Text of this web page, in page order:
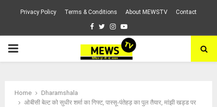
Privacy Policy Terms & Conditions About MEWSTV Contact
Facebook
TwitterInstagram
Youtube
PRIMARY
Home
Dharamshala
ओबीसी बेल्ट को सुधीर शर्मा का गिफ्ट, पास्सू-पंतेहड़ का पुल तैयार, मांझी खड्ड पर